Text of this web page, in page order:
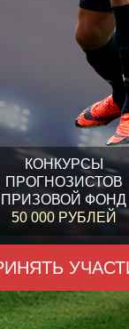
КОНКУРСЫ
ПРОГНОЗИСТОВ
ПРИЗОВОЙ ФОНД
50 000 РУБЛЕЙ